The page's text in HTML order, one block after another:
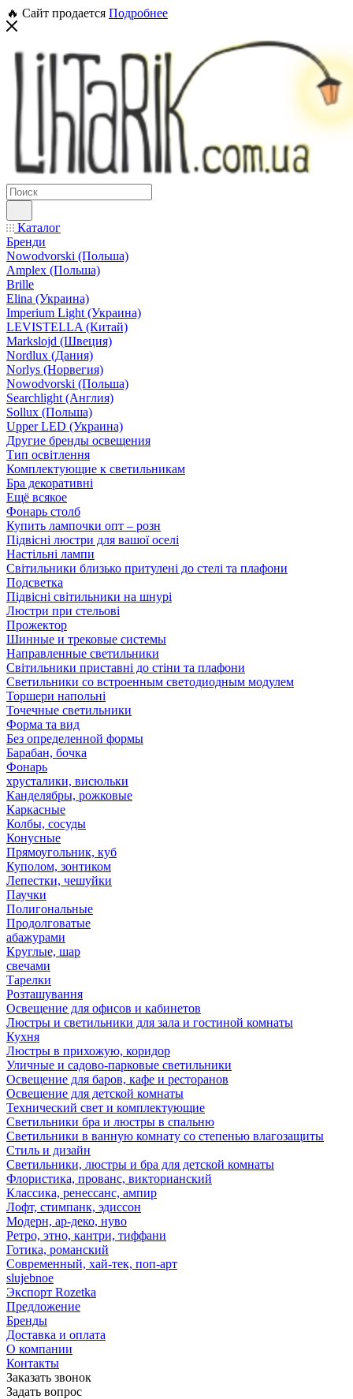
🔥 Сайт продается Подробнее
Каталог
Бренди
Nowodvorski (Польша)
Amplex (Польша)
Brille
Elina (Украина)
Imperium Light (Украина)
LEVISTELLA (Китай)
Markslojd (Швеция)
Nordlux (Дания)
Norlys (Норвегия)
Nowodvorski (Польша)
Searchlight (Англия)
Sollux (Польша)
Upper LED (Украина)
Другие бренды освещения
Тип освітлення
Комплектующие к светильникам
Бра декоративні
Ещё всякое
Фонарь столб
Купить лампочки опт – розн
Підвісні люстри для вашої оселі
Настільні лампи
Світильники близько притулені до стелі та плафони
Подсветка
Підвісні світильники на шнурі
Люстри при стельові
Прожектор
Шинные и трековые системы
Направленные светильники
Світильники приставні до стіни та плафони
Светильники со встроенным светодиодным модулем
Торшери напольні
Точечные светильники
Форма та вид
Без определенной формы
Барабан, бочка
Фонарь
хрусталики, висюльки
Канделябры, рожковые
Каркасные
Колбы, сосуды
Конусные
Прямоугольник, куб
Куполом, зонтиком
Лепестки, чешуйки
Паучки
Полигональные
Продолговатые
абажурами
Круглые, шар
свечами
Тарелки
Розташування
Освещение для офисов и кабинетов
Люстры и светильники для зала и гостиной комнаты
Кухня
Люстры в прихожую, коридор
Уличные и садово-парковые светильники
Освещение для баров, кафе и ресторанов
Освещение для детской комнаты
Технический свет и комплектующие
Светильники бра и люстры в спальню
Светильники в ванную комнату со степенью влагозащиты
Стиль и дизайн
Светильники, люстры и бра для детской комнаты
Флористика, прованс, викторианский
Классика, ренессанс, ампир
Лофт, стимпанк, эдиссон
Модерн, ар-деко, нуво
Ретро, этно, кантри, тиффани
Готика, романский
Современный, хай-тек, поп-арт
slujebnoe
Экспорт Rozetka
Предложение
Бренды
Доставка и оплата
О компании
Контакты
Заказать звонок
Задать вопрос